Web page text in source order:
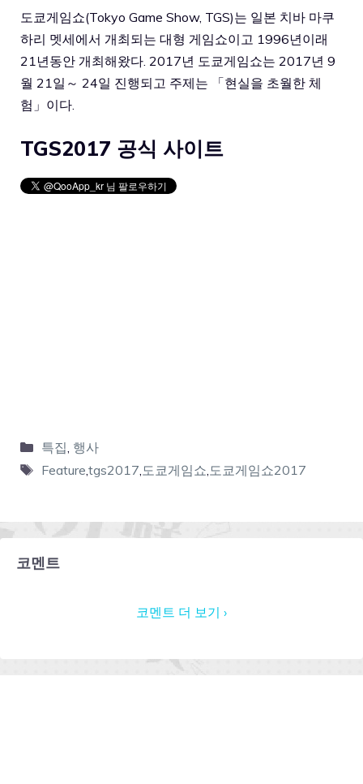
도쿄게임쇼(Tokyo Game Show, TGS)는 일본 치바 마쿠
하리 멧세에서 개최되는 대형 게임쇼이고 1996년이래
21년동안 개최해왔다. 2017년 도쿄게임쇼는 2017년 9
월 21일～ 24일 진행되고 주제는 「현실을 초월한 체
험」이다.
TGS2017 공식 사이트
특집 행사
Feature tgs2017 도쿄게임쇼 도쿄게임쇼2017
코멘트
코멘트 더 보기 ›